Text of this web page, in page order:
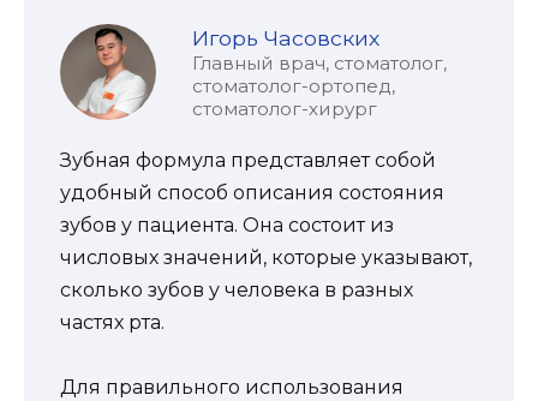
Игорь Часовских
Главный врач, стоматолог,
стоматолог-ортопед,
стоматолог-хирург
Зубная формула представляет собой
удобный способ описания состояния
зубов у пациента. Она состоит из
числовых значений, которые указывают,
сколько зубов у человека в разных
частях рта.
Для правильного использования